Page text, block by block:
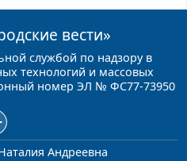
вести»
службой по надзору в
технологий и массовых
номер ЭЛ № ФС77-73950
Андреевна